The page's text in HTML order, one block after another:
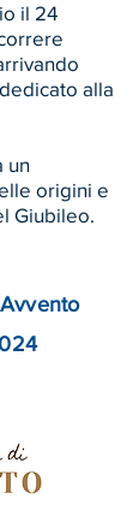
il 24
alla
un
origini e
Giubileo.